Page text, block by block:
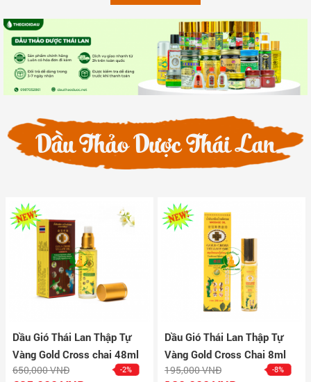
Dầu Thảo Dược Thái Lan
Dầu Gió Thái Lan Thập Tự
Vàng Gold Cross chai 48ml
650,000 VNĐ -2%
Dầu Gió Thái Lan Thập Tự
Vàng Gold Cross Chai 8ml
195,000 VNĐ -8%